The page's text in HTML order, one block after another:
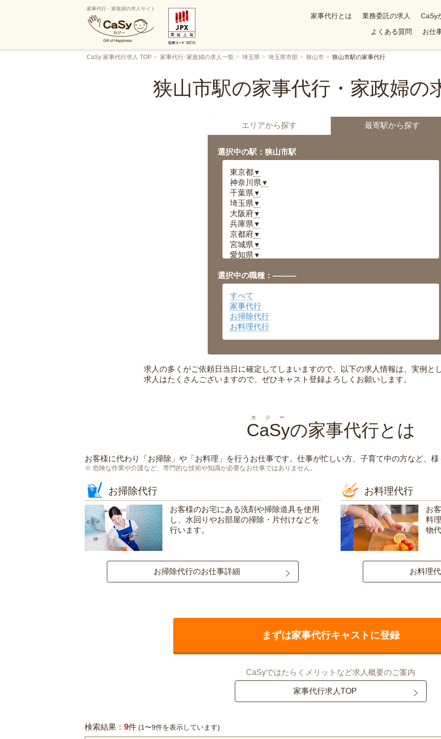
家事代行・家政婦の求人サイト
家事代行とは 業務委託の求人
CaSy
よくある質問
お仕
CaSy 家事代行求人 TOP 家事代行･家政婦の求人一覧 埼玉県 埼玉県市部 狭山市 狭山市駅の家事代行
狭山市駅の家事代行・家政婦の
エリアから探す 最寄駅から探す
選択中の駅：狭山市駅
東京都▼
神奈川県 ▼
千葉県 ▼
埼玉県 ▼
大阪府▼
兵庫県 ▼
京都府▼
宮城県 ▼
愛知県 ▼
岡山県▼
広島県▼
沖縄県
選択中の職種：———
すべて
家事代行
お掃除代行
お料理代行
求人の多くがご依頼日当日に確定してしまいますので、以下の求人情報は、実例と
求人はたくさんございますので、ぜひキャスト登録よろしくお願いします。
CaSy
カジー
の家事代行とは
お客様に代わり「 お掃除 」や「 お料理 」を行うお仕事です。仕事が忙しい方、子育て中の方など、
危険な作業や介護など、専門的な技術や知識が必要なお仕事ではありません。
お掃除代行
お客様のお宅にある洗剤や掃除道具を使用
し、水回りやお部屋の掃除・片付けなどを
行います。
お掃除代行のお仕事詳細
お料理代行
お
料
物
お料理
まずは家事代行キャストに登録
CaSyではたらくメリットなど求人概要のご案内
家事代行求人TOP
検索結果： 9件 (1〜9件を表示しています)